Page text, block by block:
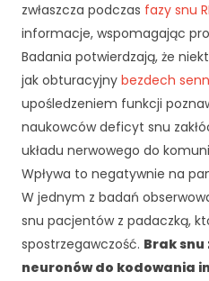
zwłaszcza podczas fazy snu
informacje, wspomagając
Badania potwierdzają, że
jak obturacyjny bezdech
upośledzeniem funkcji
naukowców deficyt snu
układu nerwowego do
Wpływa to negatywnie na
W jednym z badań
snu pacjentów z padaczką,
spostrzegawczość. Brak snu
neuronów do kodowania